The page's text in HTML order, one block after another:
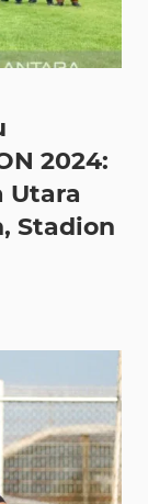
2024:
Utara
Stadion